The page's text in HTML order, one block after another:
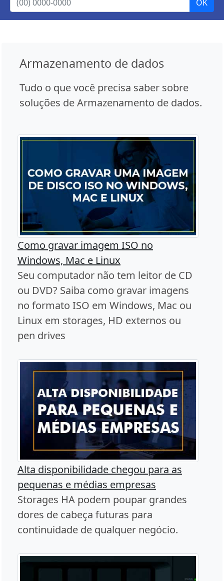
Armazenamento de dados
Tudo o que você precisa saber sobre
soluções de Armazenamento de dados.
Como gravar imagem ISO no
Windows, Mac e Linux
Seu computador não tem leitor de CD
ou DVD? Saiba como gravar imagens
no formato ISO em Windows, Mac ou
Linux em storages, HD externos ou
pen drives
Alta disponibilidade chegou para as
pequenas e médias empresas
Storages HA podem poupar grandes
dores de cabeça futuras para
continuidade de qualquer negócio.